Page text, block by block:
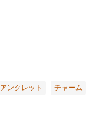
アンクレット チャーム